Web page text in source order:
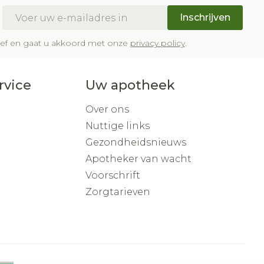
Inschrijven
en gaat u akkoord met onze privacy policy.
Uw apotheek
Over ons
Nuttige links
Gezondheidsnieuws
Apotheker van wacht
Voorschrift
Zorgtarieven